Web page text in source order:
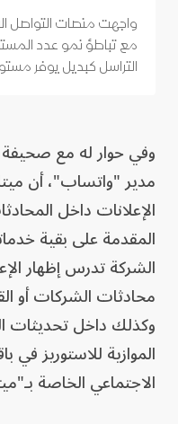
مع تباطؤ نمو عدد
التراسل كبديل يوفر
وفي حوار له مع صحيفة
مدير "واتساب"، أن
الإعلانات داخل
المقدمة على بقية
الشركة تدرس إظهار
محادثات الشركات أو
الموازية للاستوريز
الاجتماعي الخاصة